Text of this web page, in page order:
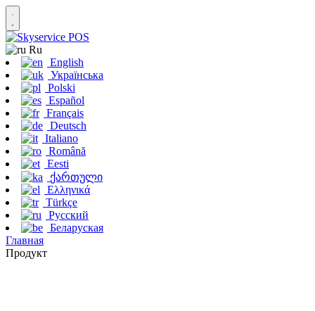
Ru
English
Українська
Polski
Español
Français
Deutsch
Italiano
Română
Eesti
ქართული
Ελληνικά
Türkçe
Русский
Беларуская
Главная
Продукт